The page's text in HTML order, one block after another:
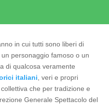
in cui tutti sono liberi di
personaggio famoso o un
di qualcosa veramente
italiani , veri e propri
che per tradizione e
Generale Spettacolo del